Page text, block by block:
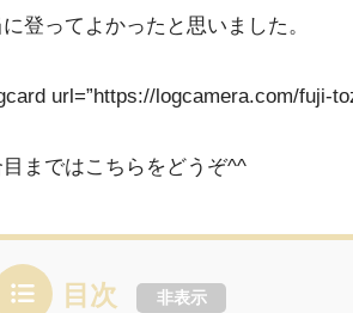
登ってよかったと思いました。
url=”https://logcamera.com/fuji-
目まではこちらをどうぞ^^
目次 非表示